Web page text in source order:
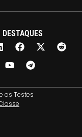
DESTAQUES
os Testes